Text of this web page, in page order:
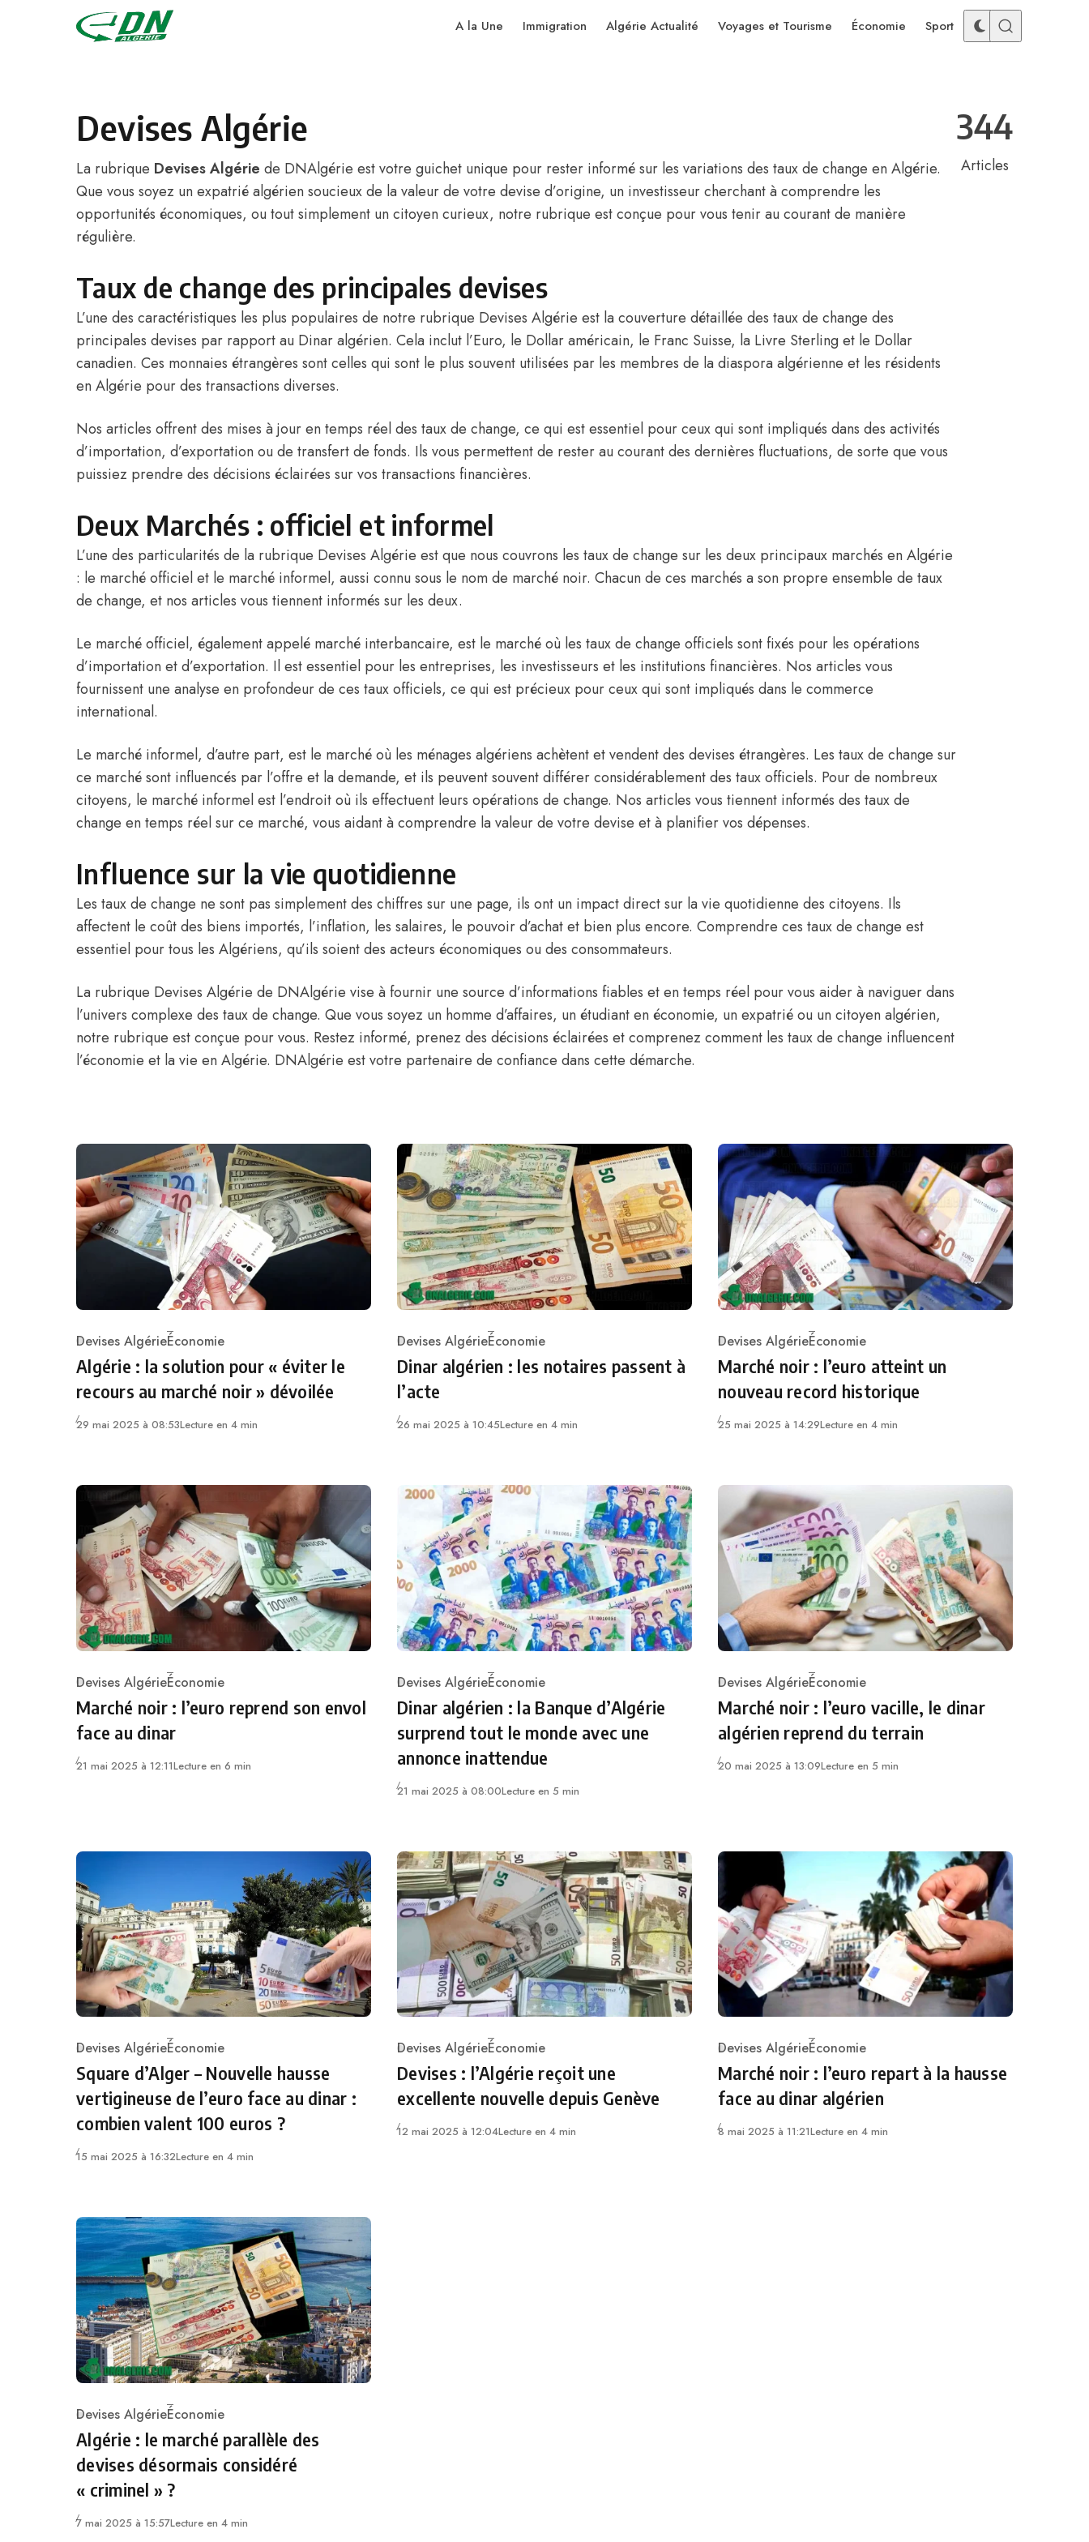
Skip to content
A la Une Immigration Algérie Actualité Voyages et Tourisme Économie Sport
Devises Algérie
La rubrique Devises Algérie de DNAlgérie est votre guichet unique pour rester informé sur les variations des taux de change en Algérie.
Que vous soyez un expatrié algérien soucieux de la valeur de votre devise d’origine, un investisseur cherchant à comprendre les
opportunités économiques, ou tout simplement un citoyen curieux, notre rubrique est conçue pour vous tenir au courant de manière
régulière.
Taux de change des principales devises
L’une des caractéristiques les plus populaires de notre rubrique Devises Algérie est la couverture détaillée des taux de change des
principales devises par rapport au Dinar algérien. Cela inclut l’Euro, le Dollar américain, le Franc Suisse, la Livre Sterling et le Dollar
canadien. Ces monnaies étrangères sont celles qui sont le plus souvent utilisées par les membres de la diaspora algérienne et les résidents
en Algérie pour des transactions diverses.
Nos articles offrent des mises à jour en temps réel des taux de change, ce qui est essentiel pour ceux qui sont impliqués dans des activités
d’importation, d’exportation ou de transfert de fonds. Ils vous permettent de rester au courant des dernières fluctuations, de sorte que vous
puissiez prendre des décisions éclairées sur vos transactions financières.
Deux Marchés : officiel et informel
L’une des particularités de la rubrique Devises Algérie est que nous couvrons les taux de change sur les deux principaux marchés en Algérie
: le marché officiel et le marché informel, aussi connu sous le nom de marché noir. Chacun de ces marchés a son propre ensemble de taux
de change, et nos articles vous tiennent informés sur les deux.
Le marché officiel, également appelé marché interbancaire, est le marché où les taux de change officiels sont fixés pour les opérations
d’importation et d’exportation. Il est essentiel pour les entreprises, les investisseurs et les institutions financières. Nos articles vous
fournissent une analyse en profondeur de ces taux officiels, ce qui est précieux pour ceux qui sont impliqués dans le commerce
international.
Le marché informel, d’autre part, est le marché où les ménages algériens achètent et vendent des devises étrangères. Les taux de change sur
ce marché sont influencés par l’offre et la demande, et ils peuvent souvent différer considérablement des taux officiels. Pour de nombreux
citoyens, le marché informel est l’endroit où ils effectuent leurs opérations de change. Nos articles vous tiennent informés des taux de
change en temps réel sur ce marché, vous aidant à comprendre la valeur de votre devise et à planifier vos dépenses.
Influence sur la vie quotidienne
Les taux de change ne sont pas simplement des chiffres sur une page, ils ont un impact direct sur la vie quotidienne des citoyens. Ils
affectent le coût des biens importés, l’inflation, les salaires, le pouvoir d’achat et bien plus encore. Comprendre ces taux de change est
essentiel pour tous les Algériens, qu’ils soient des acteurs économiques ou des consommateurs.
La rubrique Devises Algérie de DNAlgérie vise à fournir une source d’informations fiables et en temps réel pour vous aider à naviguer dans
l’univers complexe des taux de change. Que vous soyez un homme d’affaires, un étudiant en économie, un expatrié ou un citoyen algérien,
notre rubrique est conçue pour vous. Restez informé, prenez des décisions éclairées et comprenez comment les taux de change influencent
l’économie et la vie en Algérie. DNAlgérie est votre partenaire de confiance dans cette démarche.
344
Articles
Category
Devises AlgérieÉconomie
Algérie : la solution pour « éviter le
recours au marché noir » dévoilée
29 mai 2025 à 08:53Lecture en 4 min
Category
Devises AlgérieÉconomie
Dinar algérien : les notaires passent à
l’acte
26 mai 2025 à 10:45Lecture en 4 min
Category
Devises AlgérieÉconomie
Marché noir : l’euro atteint un
nouveau record historique
25 mai 2025 à 14:29Lecture en 4 min
Category
Devises AlgérieÉconomie
Marché noir : l’euro reprend son envol
face au dinar
21 mai 2025 à 12:11Lecture en 6 min
Category
Devises AlgérieÉconomie
Dinar algérien : la Banque d’Algérie
surprend tout le monde avec une
annonce inattendue
21 mai 2025 à 08:00Lecture en 5 min
Category
Devises AlgérieÉconomie
Marché noir : l’euro vacille, le dinar
algérien reprend du terrain
20 mai 2025 à 13:09Lecture en 5 min
Category
Devises AlgérieÉconomie
Square d’Alger – Nouvelle hausse
vertigineuse de l’euro face au dinar :
combien valent 100 euros ?
15 mai 2025 à 16:32Lecture en 4 min
Category
Devises AlgérieÉconomie
Devises : l’Algérie reçoit une
excellente nouvelle depuis Genève
12 mai 2025 à 12:04Lecture en 4 min
Category
Devises AlgérieÉconomie
Marché noir : l’euro repart à la hausse
face au dinar algérien
8 mai 2025 à 11:21Lecture en 4 min
Category
Devises AlgérieÉconomie
Algérie : le marché parallèle des
devises désormais considéré
« criminel » ?
7 mai 2025 à 15:57Lecture en 4 min